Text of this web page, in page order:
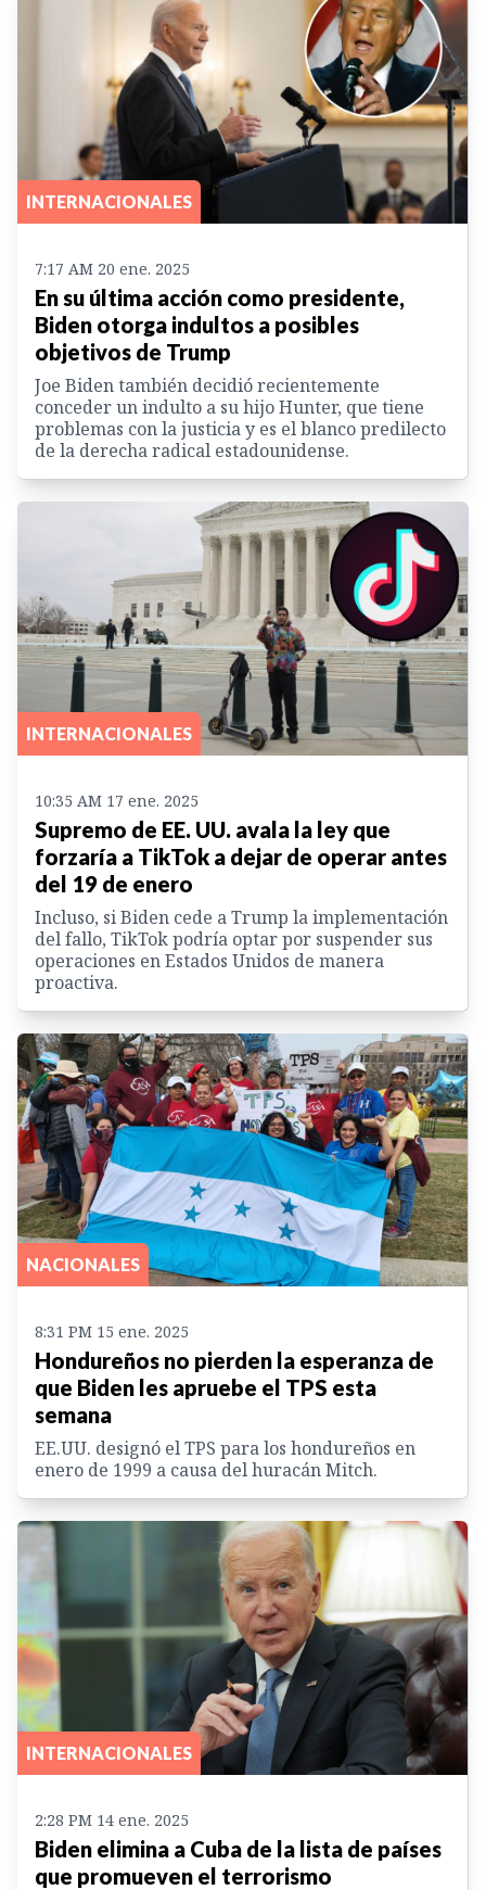
INTERNACIONALES
7:17 AM 20 ene. 2025
En su última acción como presidente,
Biden otorga indultos a posibles
objetivos de Trump
Joe Biden también decidió recientemente
conceder un indulto a su hijo Hunter, que tiene
problemas con la justicia y es el blanco predilecto
de la derecha radical estadounidense.
INTERNACIONALES
10:35 AM 17 ene. 2025
Supremo de EE. UU. avala la ley que
forzaría a TikTok a dejar de operar antes
del 19 de enero
Incluso, si Biden cede a Trump la implementación
del fallo, TikTok podría optar por suspender sus
operaciones en Estados Unidos de manera
proactiva.
NACIONALES
8:31 PM 15 ene. 2025
Hondureños no pierden la esperanza de
que Biden les apruebe el TPS esta
semana
EE.UU. designó el TPS para los hondureños en
enero de 1999 a causa del huracán Mitch.
INTERNACIONALES
2:28 PM 14 ene. 2025
Biden elimina a Cuba de la lista de países
que promueven el terrorismo